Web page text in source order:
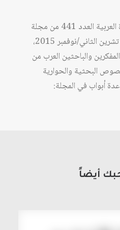
صدر عن مركز دراسات الوحدة العربية العدد 441 من مجلة
المستقبل العربي الخاص بشهر تشرين الثاني/نوفمبر 2015،
والباحثين العرب من
البحثية والحوارية
أبواب في المجلة:
أيضاً